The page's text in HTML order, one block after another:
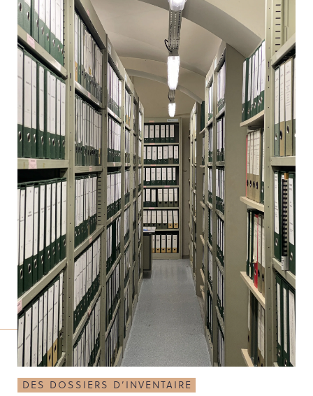
NOS PARTENAIRES
LES SOUTIENS ACCORDÉS PAR LA
RÉGION
Opérations
Publications
TOUTES LES PUBLICATIONS
CAHIERS DU PATRIMOINE
CLEFS DU PATRIMOINE
HORS COLLECTION
IMAGES DU PATRIMOINE
INDICATEURS DU PATRIMOINE
INVENTAIRE TOPOGRAPHIQUE
ITINÉRAIRES DU PATRIMOINE
PARCOURS DU PATRIMOINE
PATRIMOINE D’ALSACE
DES DOSSIERS D’INVENTAIRE